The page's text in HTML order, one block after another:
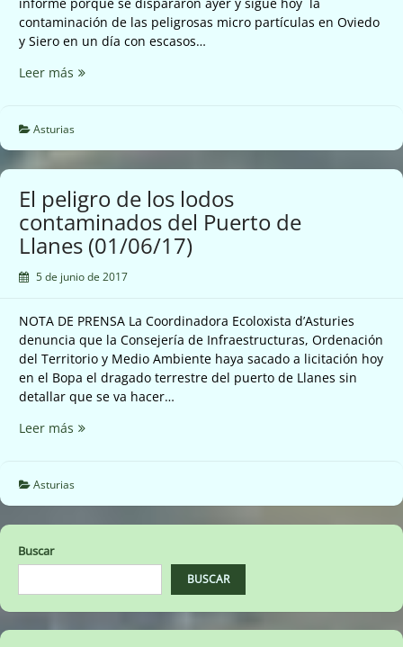
contaminación de las peligrosas micro partículas en Oviedo
y Siero en un día con escasos…
Leer más Vuelve
las
micro
partículas
aire
en
Oviedo
Siero
Asturias
El peligro de los lodos
contaminados del Puerto de
Llanes (01/06/17)
5 de junio de 2017
NOTA DE PRENSA La Coordinadora Ecoloxista d’Asturies
denuncia que la Consejería de Infraestructuras, Ordenación
del Territorio y Medio Ambiente haya sacado a licitación hoy
en el Bopa el dragado terrestre del puerto de Llanes sin
detallar que se va hacer…
Leer más El
los
lodos
contaminados
Llanes
(01/06/17)
Asturias
Buscar
BUSCAR